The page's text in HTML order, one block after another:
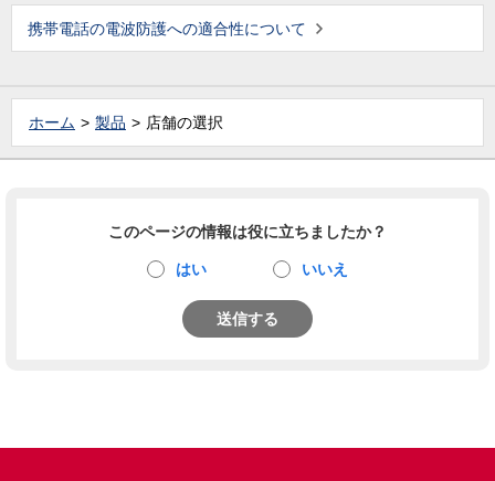
携帯電話の電波防護への適合性について
ホーム 製品 店舗の選択
このページの情報は役に立ちましたか？
はい いいえ
送信する